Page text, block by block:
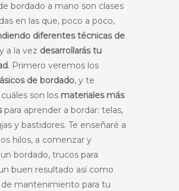
bordado a mano son clases
en las que, poco a poco,
diferentes técnicas de
y a la vez desarrollarás tu
. Primero veremos los
de bordado, y te
son los materiales más
para aprender a bordar: telas,
y bastidores. Te enseñaré a
hilos, a comenzar y
bordado, trucos para
buen resultado así como
de mantenimiento para tu